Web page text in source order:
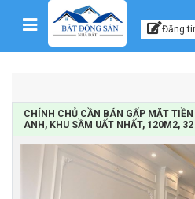
Skip to content Kênh
Đăng
CHÍNH CHỦ CẦN BÁN GẤP MẶT
ANH, KHU SẦM UẤT NHẤT, 120M2,